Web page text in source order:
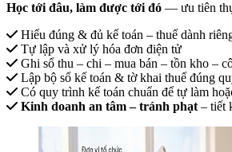
Học tới đâu, làm được tới đó — ưu tiên
Hiểu đúng & đủ kế toán – thuế dành
Tự lập và xử lý hóa đơn điện tử
Ghi sổ thu – chi – mua bán – tồn kho –
Lập bộ sổ kế toán & tờ khai thuế đúng
Có quy trình kế toán chuẩn để tự làm
Kinh doanh an tâm – tránh phạt – tiết